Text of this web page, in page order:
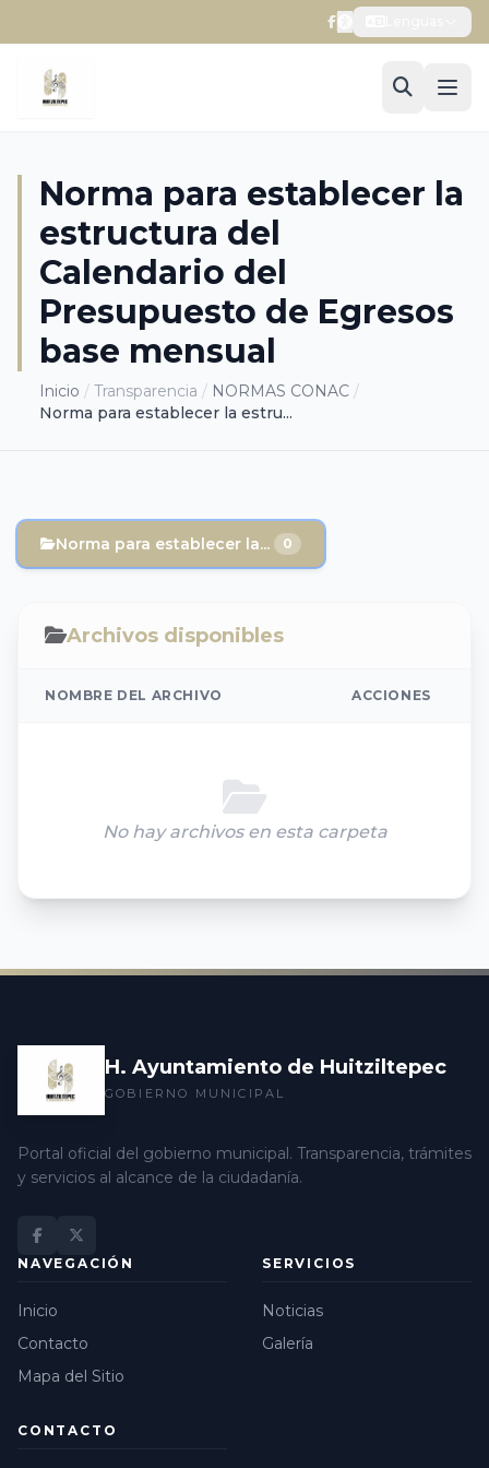
Norma para establecer la
estructura del
Calendario del
Presupuesto de Egresos
base mensual
Inicio / Transparencia / NORMAS CONAC /
Norma para establecer la estru...
Norma para establecer la... 0
Archivos disponibles
NOMBRE DEL ARCHIVO ACCIONES
No hay archivos en esta carpeta
H. Ayuntamiento de Huitziltepec
GOBIERNO MUNICIPAL
Portal oficial del gobierno municipal. Transparencia, trámites
y servicios al alcance de la ciudadanía.
NAVEGACIÓN
Inicio
Contacto
Mapa del Sitio
SERVICIOS
Noticias
Galería
CONTACTO